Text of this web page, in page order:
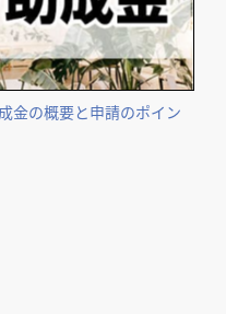
金の概要と申請のポイン